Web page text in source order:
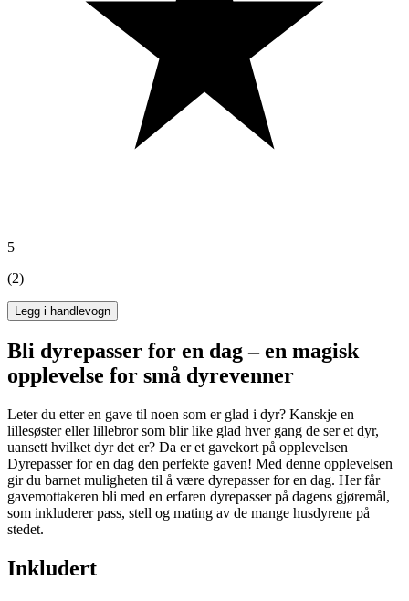
5
(2)
Legg i handlevogn
Bli dyrepasser for en dag – en magisk
opplevelse for små dyrevenner
Leter du etter en gave til noen som er glad i dyr? Kanskje en
lillesøster eller lillebror som blir like glad hver gang de ser et dyr,
uansett hvilket dyr det er? Da er et gavekort på opplevelsen
Dyrepasser for en dag den perfekte gaven! Med denne opplevelsen
gir du barnet muligheten til å være dyrepasser for en dag. Her får
gavemottakeren bli med en erfaren dyrepasser på dagens gjøremål,
som inkluderer pass, stell og mating av de mange husdyrene på
stedet.
Inkludert